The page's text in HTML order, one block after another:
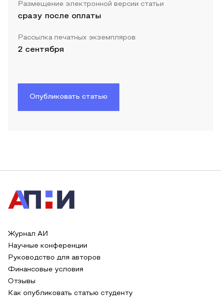
Размещение электронной версии статьи
сразу после оплаты
Рассылка печатных экземпляров
2 сентября
Опубликовать статью
Журнал АИ
Научные конференции
Руководство для авторов
Финансовые условия
Отзывы
Как опубликовать статью студенту